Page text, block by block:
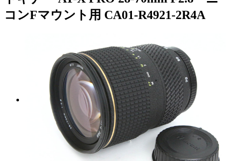
コンFマウント用 CA01-R4921-2R4A